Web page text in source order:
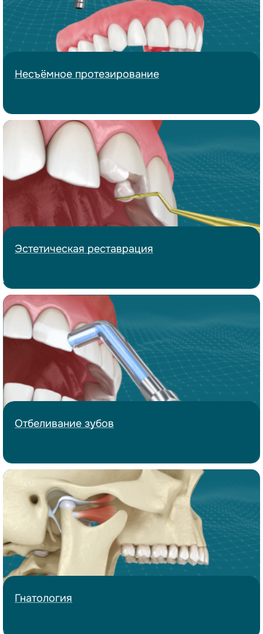
Несъёмное протезирование
Эстетическая реставрация
Отбеливание зубов
Гнатология